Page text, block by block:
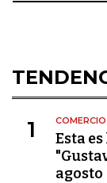
1 COMERCIO
Esta
agosto